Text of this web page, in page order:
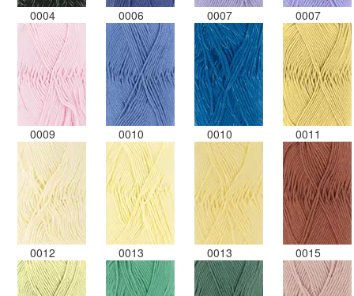
0004 0006 0007 0007
0009 0010 0010 0011
0012 0013 0013 0015